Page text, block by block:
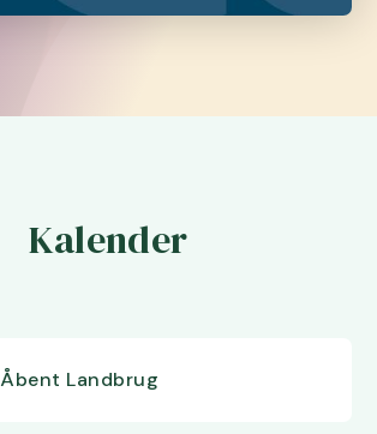
Kalender
Åbent Landbrug